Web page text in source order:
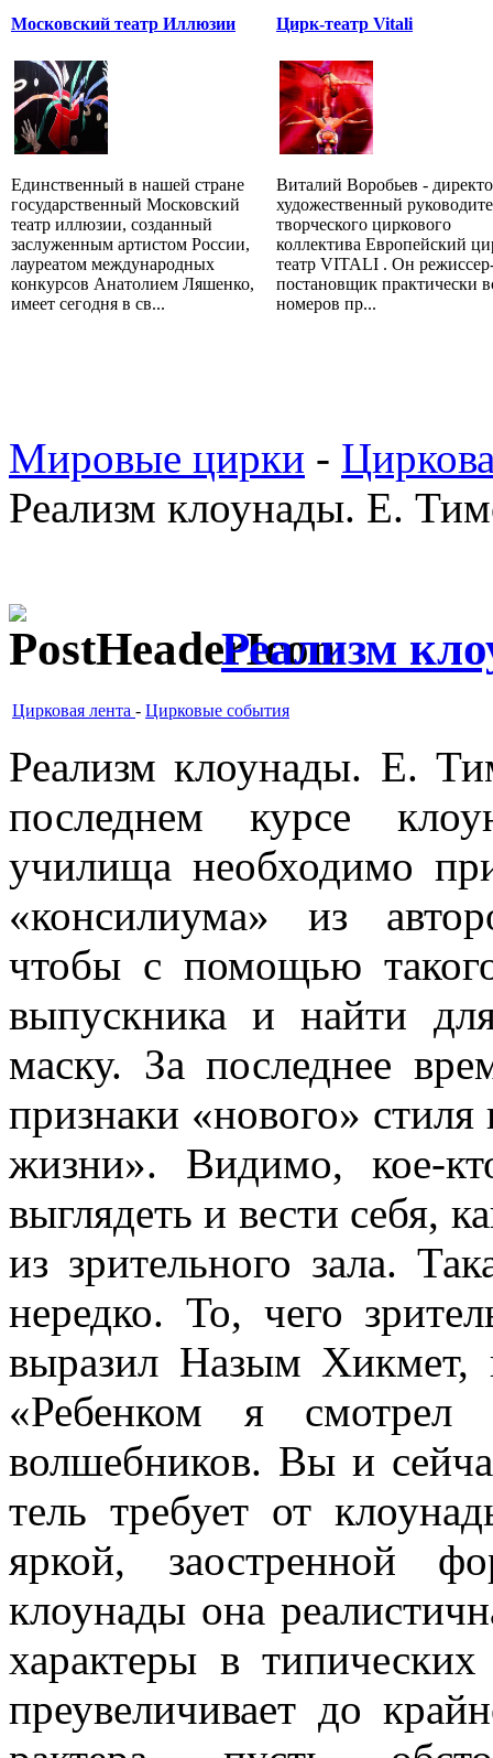
Московский театр Иллюзии
Единственный в нашей стране
государственный Московский
театр иллюзии, созданный
заслуженным артистом России,
лауреатом международных
конкурсов Анатолием Ляшенко,
имеет сегодня в св...
Цирк-театр Vitali
Виталий Воробьев -
художественный
творческого циркового
коллектива Европейский
театр VITALI . Он
постановщик практически
номеров пр...
Мировые цирки -
Реализм клоунады. Е.
Реализм
Цирковая лента - Цирковые события
Реализм клоунады. Е.
последнем курсе
училища необходимо
«конси­лиума» из
чтобы с помощью
выпускника и найти
маску. За последнее
признаки «нового»
жизни». Видимо, кое-
выглядеть и вести себя,
из зрительного зала.
нередко. То, чего
выразил Назым
«Ребенком я
волшебников. Вы и
тель требует от
яркой, заост­ренной
клоунады она
характеры в
преувеличивает до